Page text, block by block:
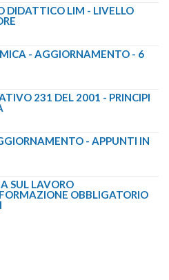
DIDATTICO LIM - LIVELLO
- AGGIORNAMENTO - 6
231 DEL 2001 - PRINCIPI
- APPUNTI IN
SUL LAVORO
OBBLIGATORIO